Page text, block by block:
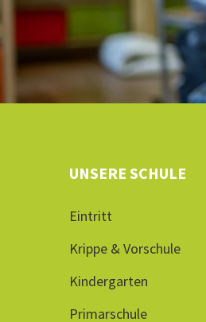
UNSERE SCHULE
Eintritt
Krippe & Vorschule
Kindergarten
Primarschule